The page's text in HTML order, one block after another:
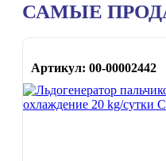
САМЫЕ
Артикул: 00-00002442